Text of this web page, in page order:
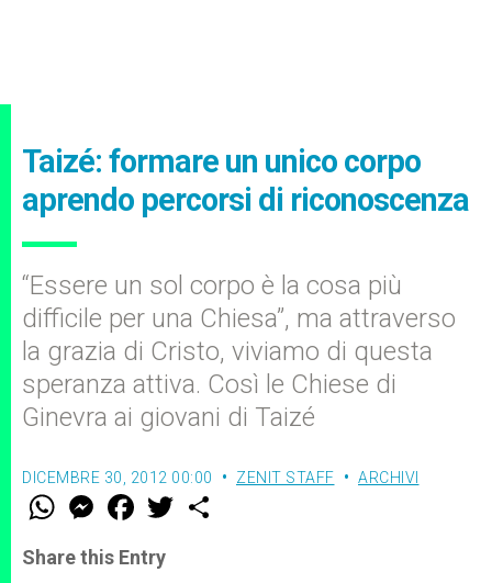
Taizé: formare un unico corpo
aprendo percorsi di riconoscenza
“Essere un sol corpo è la cosa più
difficile per una Chiesa”, ma attraverso
la grazia di Cristo, viviamo di questa
speranza attiva. Così le Chiese di
Ginevra ai giovani di Taizé
DICEMBRE 30, 2012 00:00 ZENIT STAFF ARCHIVI
W
t
s
M
e
s
e
F
a
e
b
w
Share this Entry